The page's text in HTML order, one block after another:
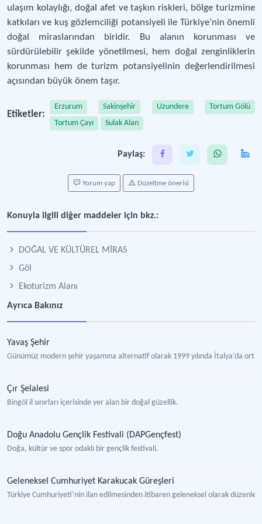
ulaşım kolaylığı, doğal afet ve taşkın riskleri, bölge turizmine
katkıları ve kuş gözlemciliği potansiyeli ile Türkiye’nin önemli
doğal miraslarından biridir. Bu alanın korunması ve
sürdürülebilir şekilde yönetilmesi, hem doğal zenginliklerin
korunması hem de turizm potansiyelinin değerlendirilmesi
açısından büyük önem taşır.
Etiketler:
Erzurum Sakinşehir Uzundere
Tortum Gölü
Tortum Çayı
Sulak Alan
Paylaş:
Yorum yap Düzeltme önerisi
Konuyla ilgili diğer maddeler için bkz.:
DOĞAL VE KÜLTÜREL MİRAS
Göl
Ekoturizm Alanı
Ayrıca Bakınız
Yavaş Şehir
Günümüz modern şehir yaşamına alternatif olarak 1999 yılında İtalya’da
Çır Şelalesi
Bingöl il sınırları içerisinde yer alan bir doğal güzellik.
Doğu Anadolu Gençlik Festivali (DAPGençfest)
Doğa, kültür ve spor odaklı bir gençlik festivali.
Geleneksel Cumhuriyet Karakucak Güreşleri
Türkiye Cumhuriyeti’nin ilan edilmesinden itibaren geleneksel olarak